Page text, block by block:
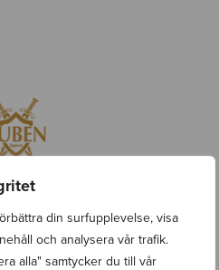
din surfupplevelse, visa
och analysera vår trafik.
alla" samtycker du till vår
Web. Rekommenderas varmt!
Uppsala